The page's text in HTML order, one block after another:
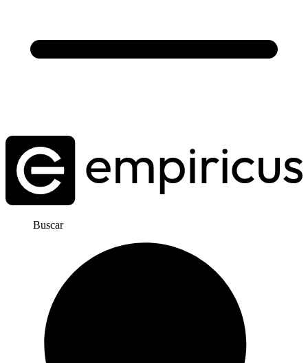
Buscar